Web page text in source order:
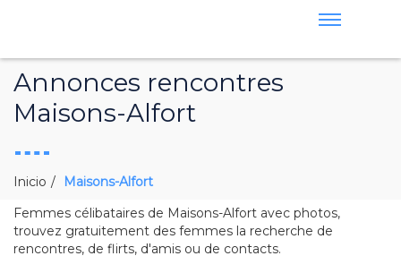
Annonces rencontres
Maisons-Alfort
Inicio
Maisons-Alfort
Femmes célibataires de Maisons-Alfort avec photos,
trouvez gratuitement des femmes la recherche de
rencontres, de flirts, d'amis ou de contacts.